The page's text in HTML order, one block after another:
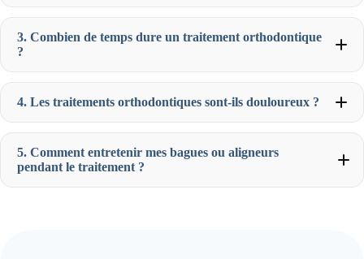
3. Combien de temps dure un traitement orthodontique
?
4. Les traitements orthodontiques sont-ils douloureux ?
5. Comment entretenir mes bagues ou aligneurs
pendant le traitement ?